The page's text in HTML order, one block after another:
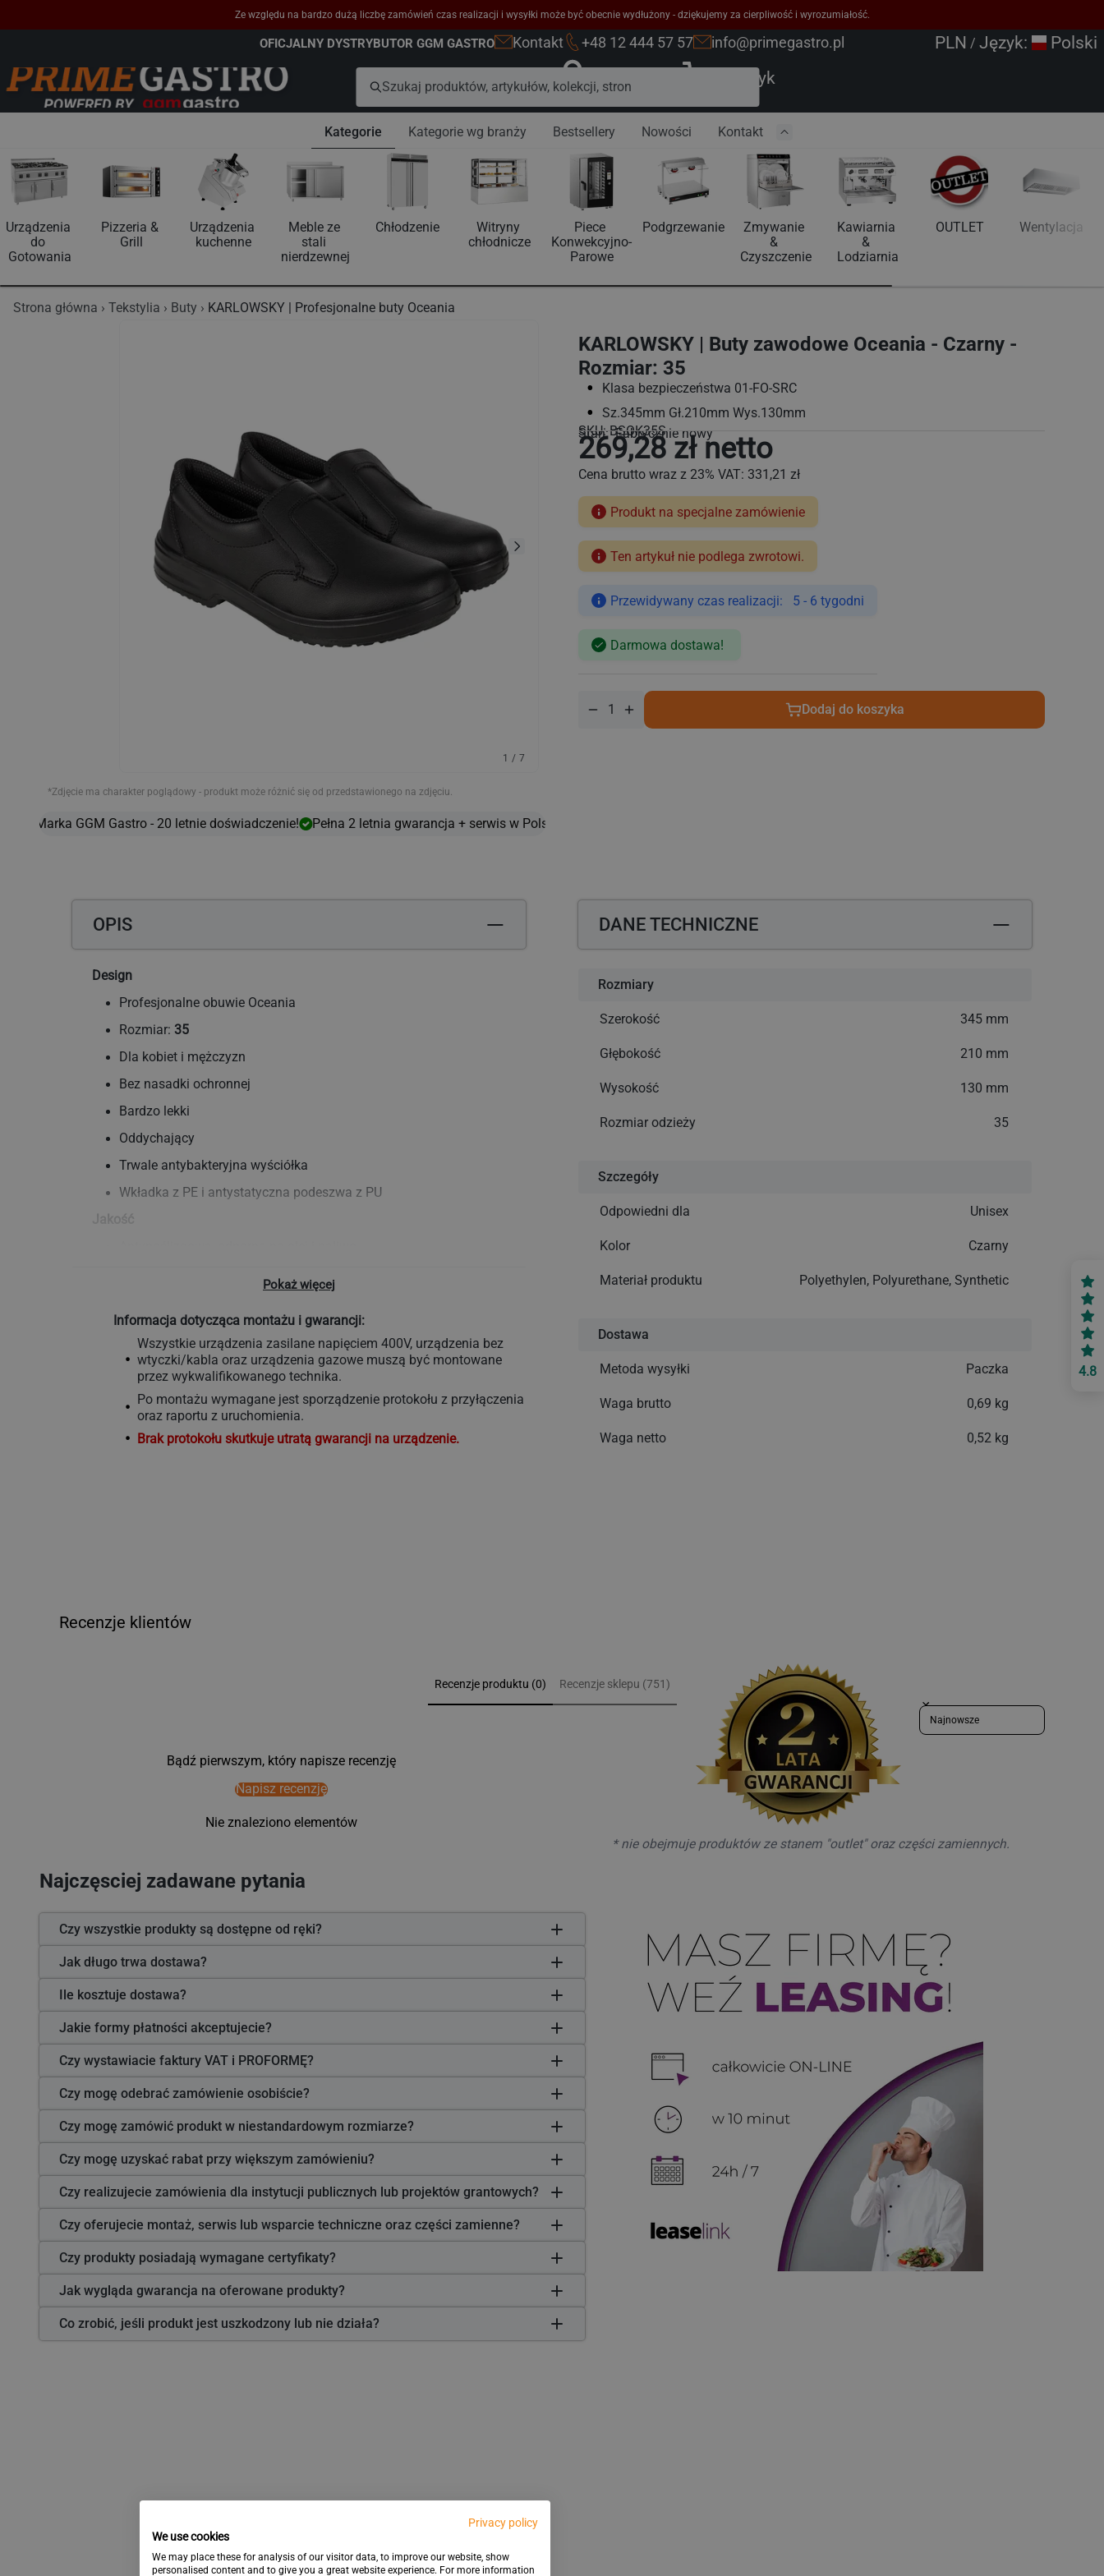
Privacy policy
We use cookies
We may place these for analysis of our visitor data, to improve our website, show
personalised content and to give you a great website experience. For more information
Ze względu na bardzo dużą liczbę zamówień czas realizacji i wysyłki może być obecnie wydłużony - dziękujemy za cierpliwość i wyrozumiałość.
OFICJALNY DYSTRYBUTOR GGM GASTRO Kontakt +48 12 444 57 57 info@primegastro.pl PLN / Język:
Polski
Zaloguj się
Koszyk
Kategorie
Urządzenia
do
Gotowania
Pizzeria &
Grill
Urządzenia
kuchenne
Meble ze
stali
nierdzewnej
Chłodzenie
Witryny
chłodnicze
Piece
Konwekcyjno-
Parowe
Podgrzewanie
Zmywanie
&
Czyszczenie
Kawiarnia
&
Lodziarnia
OUTLET Wentylacja
Kategorie wg branży Bestsellery Nowości Kontakt
Strona główna Tekstylia Buty KARLOWSKY | Profesjonalne buty Oceania
1 / 7
KARLOWSKY | Buty zawodowe Oceania - Czarny -
Rozmiar: 35
Klasa bezpieczeństwa 01-FO-SRC
Sz.345mm Gł.210mm Wys.130mm
SKU:BSOK35S
Stan: Fabrycznie nowy
Cena
regularna
269,28 zł netto
Cena brutto wraz z 23% VAT: 331,21 zł
Produkt na specjalne zamówienie
Ten artykuł nie podlega zwrotowi.
Przewidywany czas realizacji: 5 - 6 tygodni
Darmowa dostawa!
Zmniejsz
Rozmiar:
Zwiększ
ilość
Rozmiar:
Dodaj do koszyka
*Zdjęcie ma charakter poglądowy - produkt może różnić się od przedstawionego na zdjęciu.
Marka GGM Gastro - 20 letnie doświadczenie! Pełna 2 letnia gwarancja + serwis w Polsce!
OPIS
Design
Profesjonalne obuwie Oceania
Rozmiar: 35
Dla kobiet i mężczyzn
Bez nasadki ochronnej
Bardzo lekki
Oddychający
Trwale antybakteryjna wyściółka
Wkładka z PE i antystatyczna podeszwa z PU
Jakość
Wysoka jakość wykonania
Syntetyczny materiał cholewki
Wytyczne
Naturalna produkcja zgodna z wytycznymi dotyczącymi
higieny i bezpieczeństwa
Pokaż więcej
Informacja dotycząca montażu i gwarancji:
Wszystkie urządzenia zasilane napięciem 400V, urządzenia bez
wtyczki/kabla oraz urządzenia gazowe muszą być montowane
przez wykwalifikowanego technika.
Po montażu wymagane jest sporządzenie protokołu z przyłączenia
oraz raportu z uruchomienia.
Brak protokołu skutkuje utratą gwarancji na urządzenie.
DANE TECHNICZNE
Rozmiary
Szerokość 345 mm
Głębokość 210 mm
Wysokość 130 mm
Rozmiar odzieży 35
Szczegóły
Odpowiedni dla Unisex
Kolor Czarny
Materiał produktu Polyethylen, Polyurethane, Synthetic
Dostawa
Metoda wysyłki Paczka
Waga brutto 0,69 kg
Waga netto 0,52 kg
Recenzje klientów
Recenzje produktu (0) Recenzje sklepu (751)
Sort reviews by
Bądź pierwszym, który napisze recenzję
Napisz recenzję
Nie znaleziono elementów
Najczęsciej zadawane pytania
Czy wszystkie produkty są dostępne od ręki?
Jak długo trwa dostawa?
Ile kosztuje dostawa?
Jakie formy płatności akceptujecie?
Czy wystawiacie faktury VAT i PROFORMĘ?
Czy mogę odebrać zamówienie osobiście?
Czy mogę zamówić produkt w niestandardowym rozmiarze?
Czy mogę uzyskać rabat przy większym zamówieniu?
Czy realizujecie zamówienia dla instytucji publicznych lub projektów grantowych?
Czy oferujecie montaż, serwis lub wsparcie techniczne oraz części zamienne?
Czy produkty posiadają wymagane certyfikaty?
Jak wygląda gwarancja na oferowane produkty?
Co zrobić, jeśli produkt jest uszkodzony lub nie działa?
* nie obejmuje produktów ze stanem "outlet" oraz części zamiennych.
4.8